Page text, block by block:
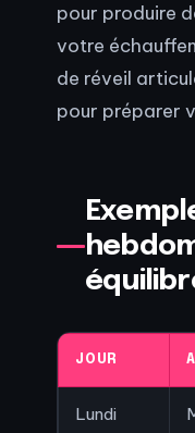
pour produire
votre
de réveil
pour préparer
JOUR
Lundi